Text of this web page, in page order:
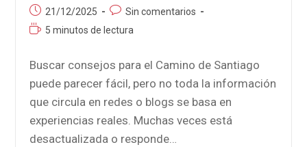
21/12/2025
Sin comentarios
5 minutos de lectura
Buscar consejos para el Camino de Santiago
puede parecer fácil, pero no toda la información
que circula en redes o blogs se basa en
experiencias reales. Muchas veces está
desactualizada o responde…